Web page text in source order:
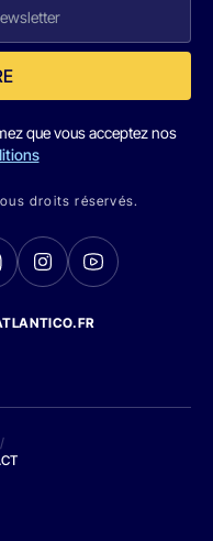
que vous acceptez nos
droits réservés.
/